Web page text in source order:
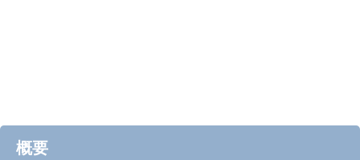
概要